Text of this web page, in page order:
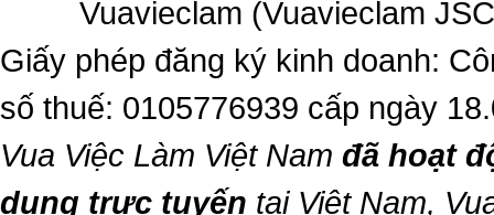
Vuavieclam (Vuavieclam
Giấy phép đăng ký kinh doanh:
số thuế: 0105776939 cấp ngày
Vua Việc Làm Việt Nam đã hoạt
dụng trực tuyến tại Việt Nam,